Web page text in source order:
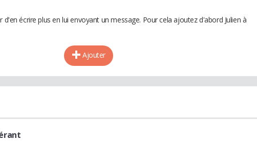
d'en écrire plus en lui envoyant un message. Pour cela ajoutez d'abord Julien à
Ajouter